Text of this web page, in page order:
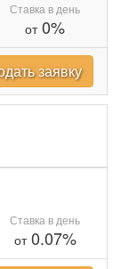
Ставка в день
от0%
заявку
Ставка в день
от0.07%